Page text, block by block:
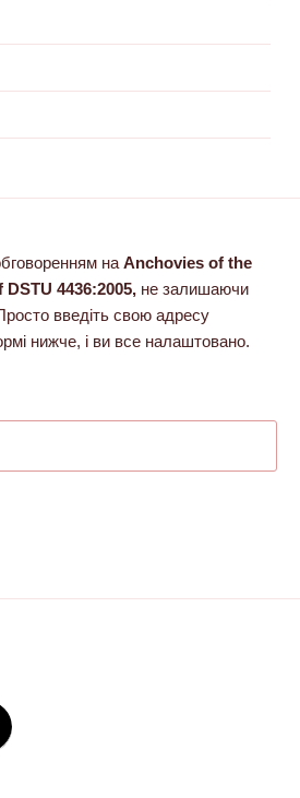
наAnchovies of the
4436:2005, не залишаючи
введіть свою адресу
нижче, і ви все налаштовано.